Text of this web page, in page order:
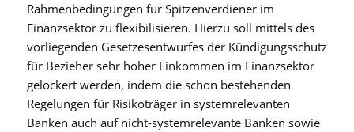
Rahmenbedingungen für Spitzenverdiener im
Finanzsektor zu flexibilisieren. Hierzu soll mittels des
vorliegenden Gesetzesentwurfes der Kündigungsschutz
für Bezieher sehr hoher Einkommen im Finanzsektor
gelockert werden, indem die schon bestehenden
Regelungen für Risikoträger in systemrelevanten
Banken auch auf nicht-systemrelevante Banken sowie